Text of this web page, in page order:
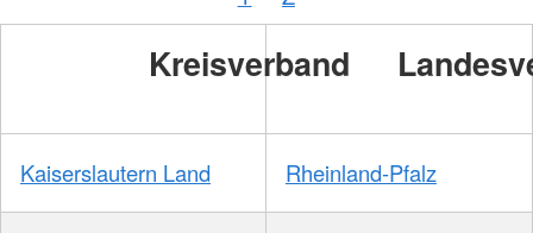
Kreisverband
Kaiserslautern Land Rheinland-Pfalz